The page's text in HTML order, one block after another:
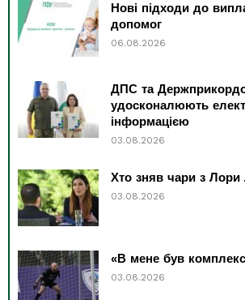
Нові підходи до
допомог
06.08.2026
ДПС та
удосконалюють
інформацією
03.08.2026
Хто зняв чари з Лори
03.08.2026
«В мене був комплекс
03.08.2026